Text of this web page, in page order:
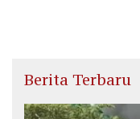
Berita Terbaru